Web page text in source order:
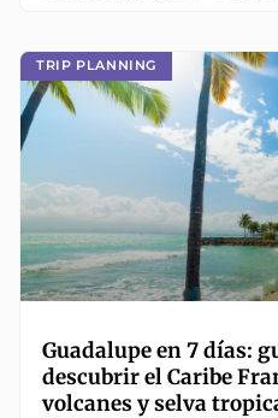
TRIP PLANNING
Guadalupe en 7 días:
descubrir el Caribe
volcanes y selva